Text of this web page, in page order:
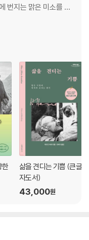
번지는 맑은 미소를 닮
전히 요원하다. 지금까
렇게 첫 작업을 마주할
한
삶을 견디는 기쁨 (큰글
자도서)
43,000원